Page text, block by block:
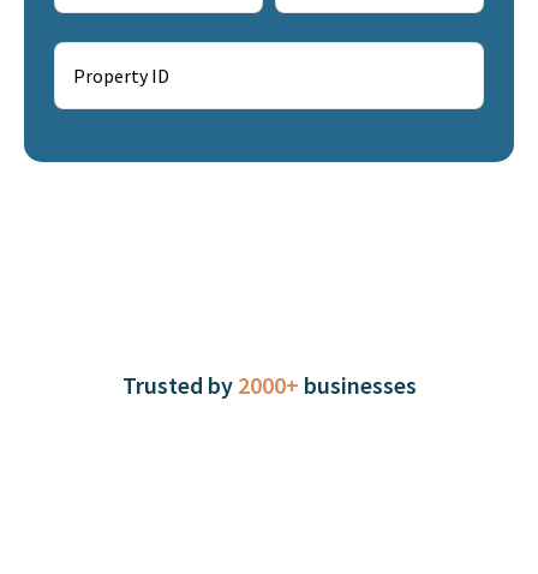
Trusted by 2000+ businesses